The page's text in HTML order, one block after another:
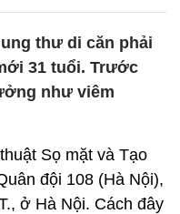
thư di căn phải
31 tuổi. Trước
như viêm
Sọ mặt và Tạo
đội 108 (Hà Nội),
ở Hà Nội. Cách đây